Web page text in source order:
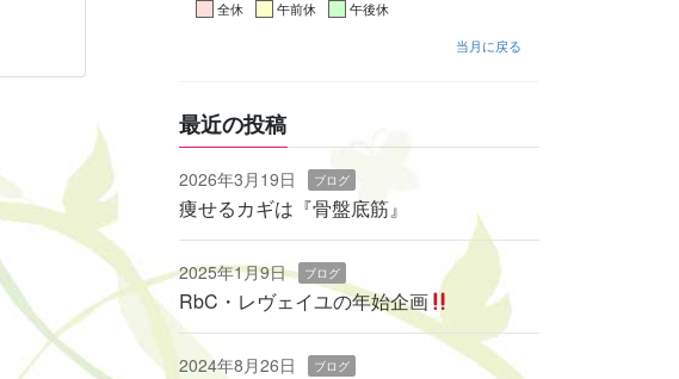
全休 午前休
午後休
当月に戻る
最近の投稿
2026年3月19日 ブログ
痩せるカギは『骨盤底筋』
2025年1月9日 ブログ
RbC・レヴェイユの年始企画
2024年8月26日 ブログ